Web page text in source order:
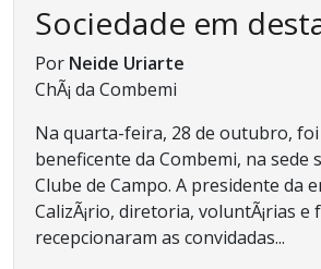
Sociedade em
Por Neide Uriarte
ChÃ¡ da Combemi
Na quarta-feira, 28 de outubro, foi
beneficente da Combemi, na sede
Clube de Campo. A presidente da
CalizÃ¡rio, diretoria, voluntÃ¡rias e
recepcionaram as convidadas...